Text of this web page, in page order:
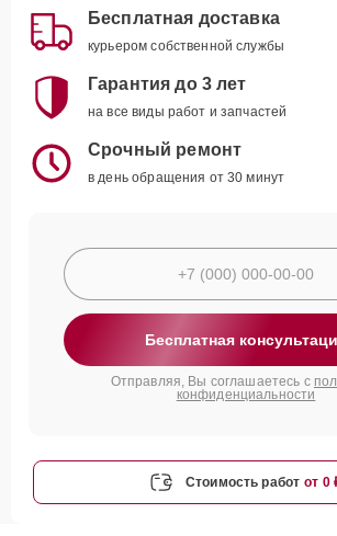
Бесплатная доставка
курьером собственной службы
Гарантия до 3 лет
на все виды работ и запчастей
Срочный ремонт
в день обращения от 30 минут
Бесплатная
Отправляя, Вы соглашаетесь с
конфиденциальности
Стоимость работ от 0